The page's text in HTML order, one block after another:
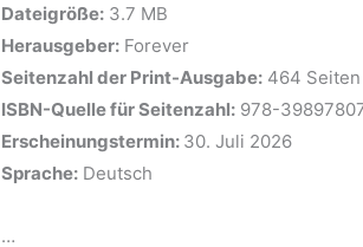
Dateigröße: ‎3.7 MB
Herausgeber: ‎Forever
Seitenzahl der Print-Ausgabe: ‎464 Seiten
ISBN-Quelle für Seitenzahl: 978-
Erscheinungstermin: ‎ 30. Juli 2026
Sprache: ‎Deutsch
…